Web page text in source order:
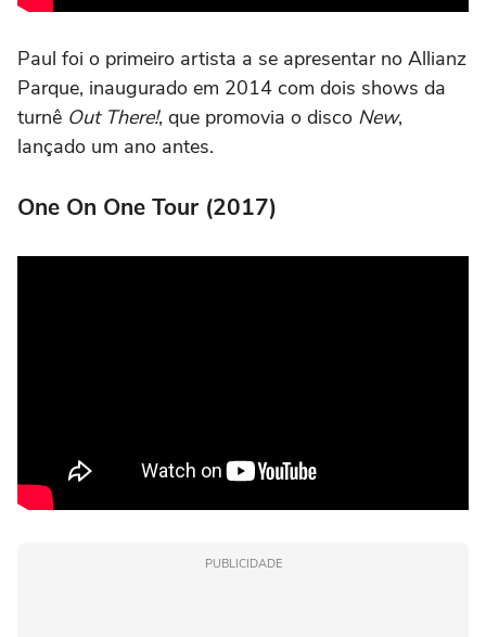
Paul foi o primeiro artista a se apresentar no Allianz
Parque, inaugurado em 2014 com dois shows da
turnê Out There!, que promovia o disco New,
lançado um ano antes.
One On One Tour (2017)
PUBLICIDADE